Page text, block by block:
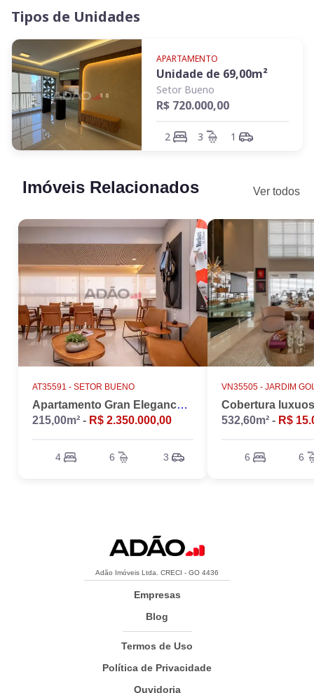
Tipos de Unidades
APARTAMENTO
Unidade de 69,00m²
Setor Bueno
R$ 720.000,00
2 3 1
Imóveis Relacionados Ver todos
AT35591 - SETOR BUENO
Apartamento Gran Elegance - 4 suites + Home Office
215,00m² - R$ 2.350.000,00
4 6 3
VN35505 - JARDIM
532,60m² - R$
6 6
Adão Imóveis Ltda. CRECI - GO 4436
Empresas
Blog
Termos de Uso
Política de Privacidade
Ouvidoria